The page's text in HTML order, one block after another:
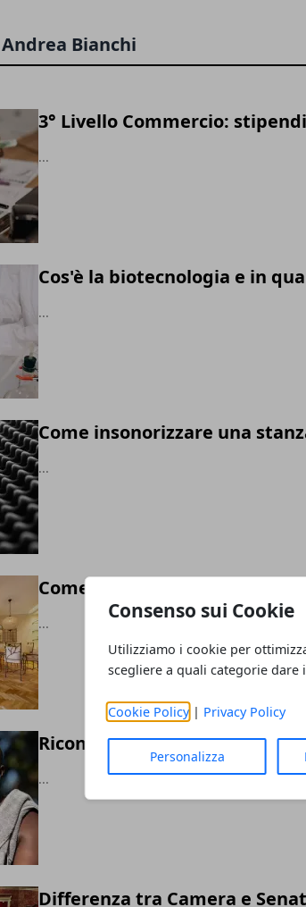
Consenso sui Cookie
Utilizziamo i cookie per
scegliere a quali categorie dare
Cookie Policy| Privacy Policy
Personalizza
Bianchi
3° Livello Commercio:
...
Cos'è la biotecnologia e in
...
Come insonorizzare una
...
Come ridurre l'inquinamento
...
Riconoscimento facciale:
...
Differenza tra Camera e